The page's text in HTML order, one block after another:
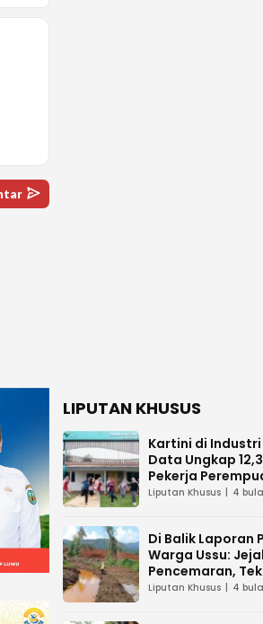
LIPUTAN KHUSUS
Kartini di
Data Ungkap
Pekerja
Vale Indonesia
Liputan Khusus 4
Di Balik Laporan
Warga Ussu:
Pencemaran,
Hukum, dan
Liputan Khusus 4